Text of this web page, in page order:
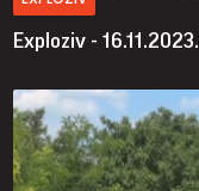
Exploziv - 16.11.2023.